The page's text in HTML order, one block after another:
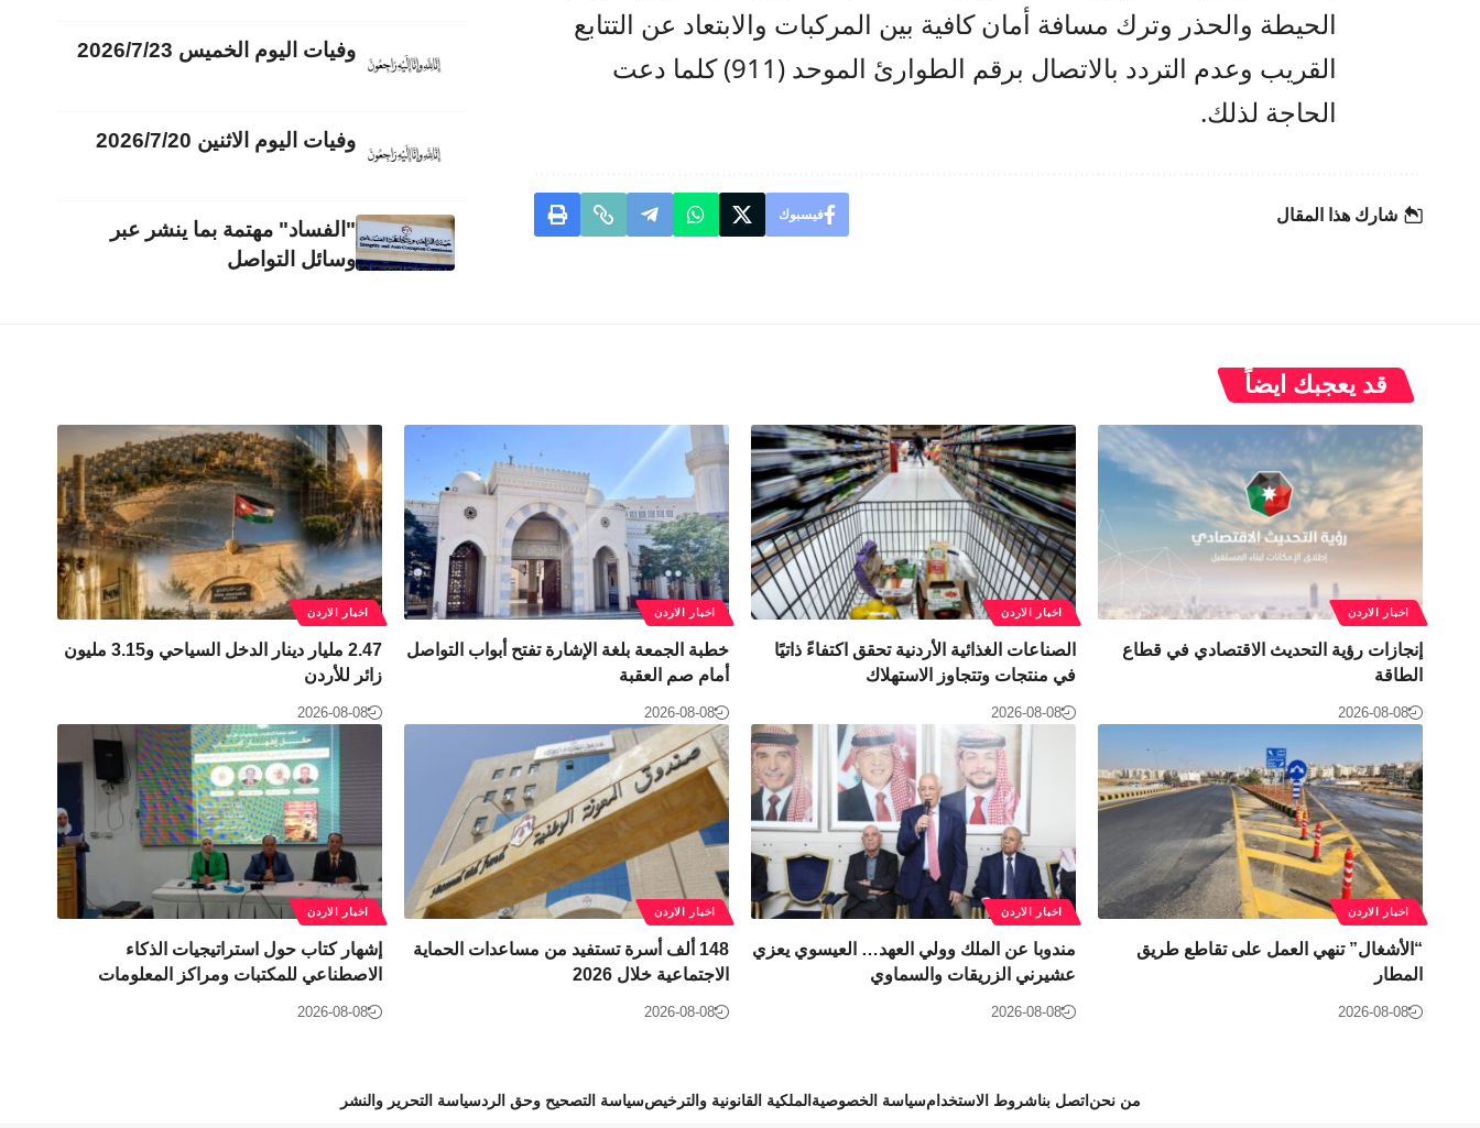
الحيطة والحذر وترك مسافة أمان كافية بين المركبات والابتعاد عن التتابع
القريب وعدم التردد بالاتصال برقم الطوارئ الموحد (911) كلما دعت
الحاجة لذلك.
شارك هذا المقال فيسبوك
وفيات اليوم الخميس 2026/7/23
وفيات اليوم الاثنين 2026/7/20
"الفساد" مهتمة بما ينشر عبر
وسائل التواصل
قد يعجبك ايضاً
اخبار الاردن
إنجازات رؤية التحديث الاقتصادي في قطاع
الطاقة
2026-08-08
اخبار الاردن
الصناعات الغذائية الأردنية تحقق اكتفاءً ذاتيًا
في منتجات وتتجاوز الاستهلاك
2026-08-08
اخبار الاردن
خطبة الجمعة بلغة الإشارة تفتح أبواب التواصل
أمام صم العقبة
2026-08-08
اخبار الاردن
2.47 مليار دينار الدخل السياحي و3.15 مليون
زائر للأردن
2026-08-08
اخبار الاردن
“الأشغال” تنهي العمل على تقاطع طريق
المطار
2026-08-08
اخبار الاردن
مندوبا عن الملك وولي العهد… العيسوي يعزي
عشيرني الزريقات والسماوي
2026-08-08
اخبار الاردن
148 ألف أسرة تستفيد من مساعدات الحماية
الاجتماعية خلال 2026
2026-08-08
اخبار الاردن
إشهار كتاب حول استراتيجيات الذكاء
الاصطناعي للمكتبات ومراكز المعلومات
2026-08-08
من نحن اتصل بناشروط الاستخدامسياسة الخصوصية الملكية القانونية والترخيصسياسة التصحيح وحق الردسياسة التحرير والنشر